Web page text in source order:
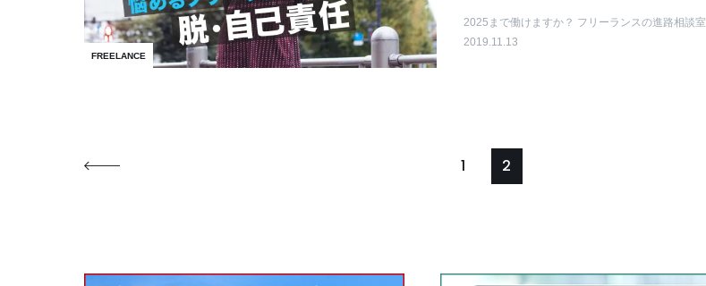
FREELANCE
2025まで働けますか？ フリーランスの進路相談室
2019.11.13
1 2